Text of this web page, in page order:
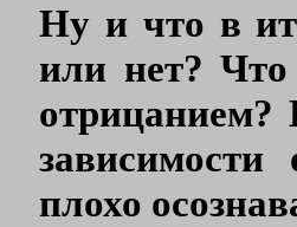
Ну и что в
или нет? Что
отрицанием?
плохо